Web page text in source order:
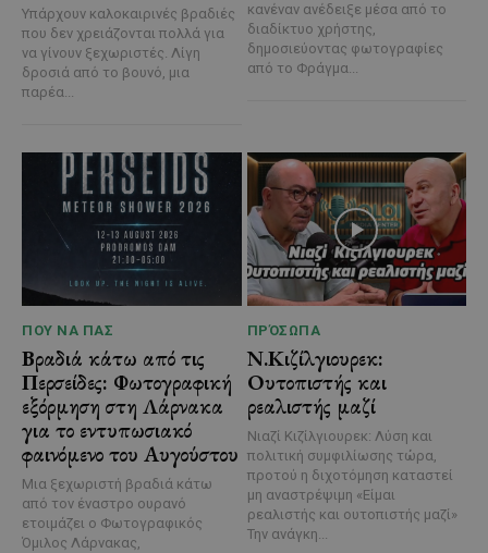
Υπάρχουν καλοκαιρινές βραδιές
που δεν χρειάζονται πολλά για
να γίνουν ξεχωριστές. Λίγη
δροσιά από το βουνό, μια
παρέα...
κανέναν ανέδειξε μέσα από το
διαδίκτυο χρήστης,
δημοσιεύοντας φωτογραφίες
από το Φράγμα...
ΠΟΥ ΝΑ ΠΑΣ
Βραδιά κάτω από τις
Περσείδες: Φωτογραφική
εξόρμηση στη Λάρνακα
για το εντυπωσιακό
φαινόμενο του Αυγούστου
Μια ξεχωριστή βραδιά κάτω
από τον έναστρο ουρανό
ετοιμάζει ο Φωτογραφικός
Όμιλος Λάρνακας,
ΠΡΌΣΩΠΑ
Ν.Κιζίλγιουρεκ:
Ουτοπιστής και
ρεαλιστής μαζί
Νιαζί Κιζίλγιουρεκ: Λύση και
πολιτική συμφιλίωσης τώρα,
προτού η διχοτόμηση καταστεί
μη αναστρέψιμη «Είμαι
ρεαλιστής και ουτοπιστής μαζί»
Την ανάγκη...